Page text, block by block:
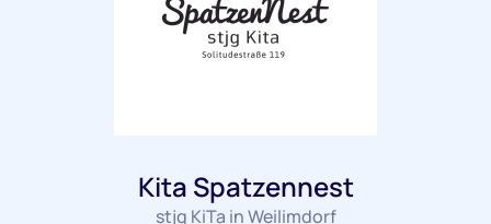
Kita Spatzennest
stjg KiTa in Weilimdorf